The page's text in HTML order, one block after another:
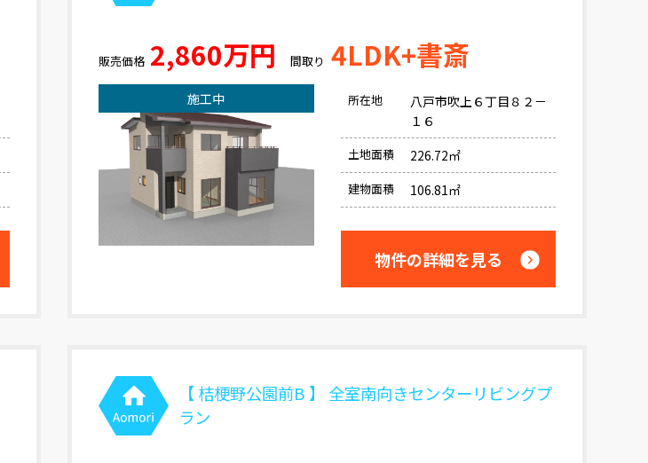
販売価格 2,860万円 間取り 4LDK+書斎
施工中 所在地
八戸市吹上６丁目８２－
１６
土地面積 226.72㎡
建物面積 106.81㎡
物件の詳細を見る
【 桔梗野公園前B 】 全室南向きセンターリビングプ
ラン